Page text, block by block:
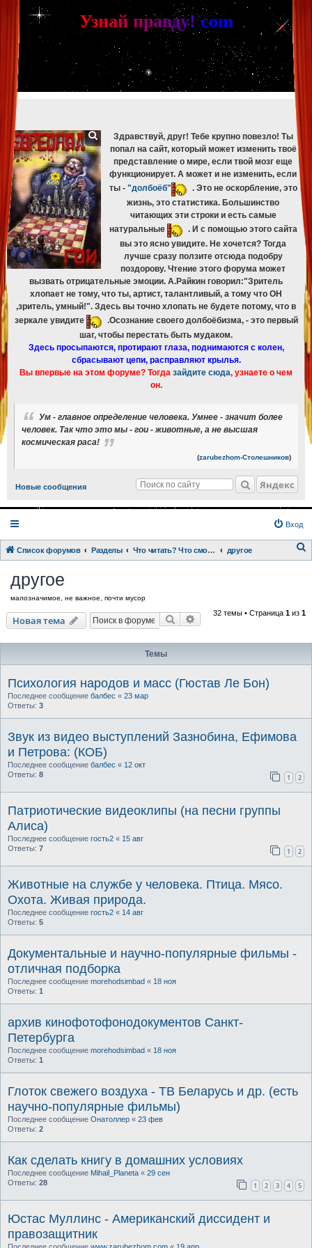
[phpBB Debug] PHP Warning : in file [ROOT]/phpbb/db/driver/mysqli.php
mysqli_fetch_assoc(): Couldn't fetch mysqli_result
[phpBB Debug] PHP Warning: in file[ROOT]/phpbb/db/driver/mysqli.php 329
mysqli_free_result(): Couldn't fetch mysqli_result
[phpBB Debug] PHP Warning
[ROOT]/phpbb/db/driver/mysqli.php on line 265
mysqli_fetch_assoc(): Couldn't fetch mysqli_result
[phpBB Debug] PHP Warning
: in file [ROOT]/phpbb/db/driver/mysqli.php on line329
mysqli_free_result(): Couldn't fetch mysqli_result
[phpBB Debug] PHP Warning: in file [ROOT]/phpbb/db/driver/mysqli.php on line 265
mysqli_fetch_assoc(): Couldn't fetch mysqli_result
[phpBB Debug] PHP Warning
[ROOT]/phpbb/db/driver/mysqli.php on line329:
mysqli_free_result(): Couldn't fetch mysqli_result
Узнай правду! com
Здравствуй, друг! Тебе крупно повезло! Ты
попал на сайт, который может изменить твоё
представление о мире, если твой мозг еще
функционирует. А может и не изменить, если
ты - "долбоёб"
. Это не оскорбление, это
жизнь, это статистика. Большинство
читающих эти строки и есть самые
натуральные
. И с помощью этого сайта
вы это ясно увидите. Не хочется? Тогда
лучше сразу ползите отсюда подобру
поздорову. Чтение этого форума может
вызвать отрицательные эмоции. А.Райкин говорил:"Зритель
хлопает не тому, что ты, артист, талантливый, а тому что ОН
,зритель, умный!". Здесь вы точно хлопать не будете потому, что в
зеркале увидите
.Осознание своего долбоёбизма, - это первый
шаг, чтобы перестать быть мудаком.
Здесь просыпаются, протирают глаза, поднимаются с колен,
сбрасывают цепи, расправляют крылья.
Вы впервые на этом форуме? Тогда зайдите сюда, узнаете о чем
он.
Ум - главное определение человека. Умнее - значит более
человек. Так что это мы - гои - животные, а не высшая
космическая раса!
(zarubezhom-Столешников)
Новые сообщения Яндекс
Вход
Список форумов Разделы Что читать? Что смотреть? Книги и фильмы в кратком изложении другое
другое
малозначимое, не важное, почти мусор
Новая тема Поиск Расширенный поиск
32 темы • Страница 1 из 1
Темы
Психология народов и масс (Гюстав Ле Бон)
Последнее сообщение балбес « 23 мар
Ответы: 3
Звук из видео выступлений Зазнобина, Ефимова
и Петрова: (КОБ)
Последнее сообщение балбес « 12 окт
Ответы: 8 1 2
Патриотические видеоклипы (на песни группы
Алиса)
Последнее сообщение гость2 « 15 авг
Ответы: 7 1 2
Животные на службе у человека. Птица. Мясо.
Охота. Живая природа.
Последнее сообщение гость2 « 14 авг
Ответы: 5
Документальные и научно-популярные фильмы -
отличная подборка
Последнее сообщение morehodsimbad « 18 ноя
Ответы: 1
архив кинофотофонодокументов Санкт-
Петербурга
Последнее сообщение morehodsimbad « 18 ноя
Ответы: 1
Глоток свежего воздуха - ТВ Беларусь и др. (есть
научно-популярные фильмы)
Последнее сообщение Онатоллер « 23 фев
Ответы: 2
Как сделать книгу в домашних условиях
Последнее сообщение Mihail_Planeta « 29 сен
Ответы: 28 1 2 3 4 5
Юстас Муллинс - Американский диссидент и
правозащитник